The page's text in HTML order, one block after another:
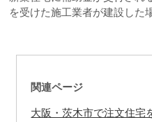
を受けた施工業者が建設した
関連ページ
大阪・茨木市で注文住宅